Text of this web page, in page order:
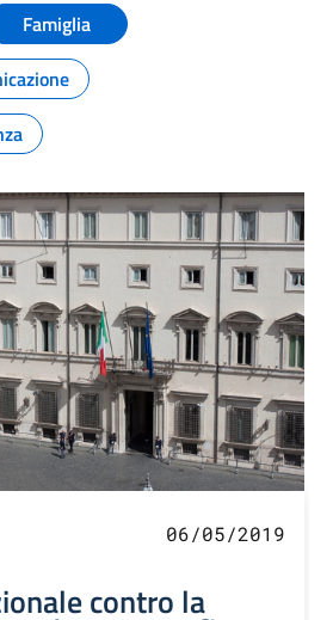
Famiglia
06/05/2019
contro la